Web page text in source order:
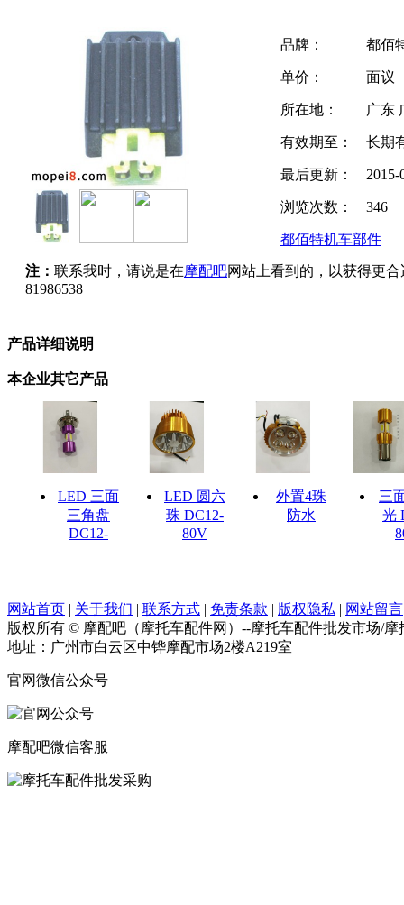
品牌： 都佰
单价： 面议
所在地： 广东
有效期至： 长期
最后更新： 2015-
浏览次数： 346
都佰特机车部件
注： 联系我时，请说是在摩配吧网站上看到的，以获得更
81986538
产品详细说明
本企业其它产品
LED 三面
三角盘
DC12-
LED 圆六
珠 DC12-
80V
外置4珠
防水
三
光
网站首页 | 关于我们 | 联系方式 | 免责条款 | 版权隐私 | 网站留言
版权所有 © 摩配吧（摩托车配件网）--摩托车配件批发市场/摩
地址：广州市白云区中铧摩配市场2楼A219室
官网微信公众号
摩配吧微信客服